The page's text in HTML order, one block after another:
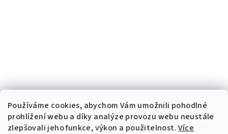
Používáme cookies, abychom Vám umožnili pohodlné
prohlížení webu a díky analýze provozu webu neustále
zlepšovali jeho funkce, výkon a použitelnost.Více